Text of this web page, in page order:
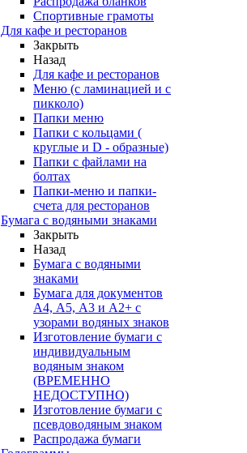
Спортивные грамоты
Для кафе и ресторанов
Закрыть
Назад
Для кафе и ресторанов
Меню (с ламинацией и с
пикколо)
Папки меню
Папки с кольцами (
круглые и D - образные)
Папки с файлами на
болтах
Папки-меню и папки-
счета для ресторанов
Бумага с водяными знаками
Закрыть
Назад
Бумага с водяными
знаками
Бумага для документов
А4, А5, А3 и А2+ с
узорами водяных знаков
Изготовление бумаги с
индивидуальным
водяным знаком
(ВРЕМЕННО
НЕДОСТУПНО)
Изготовление бумаги с
псевдоводяным знаком
Распродажа бумаги